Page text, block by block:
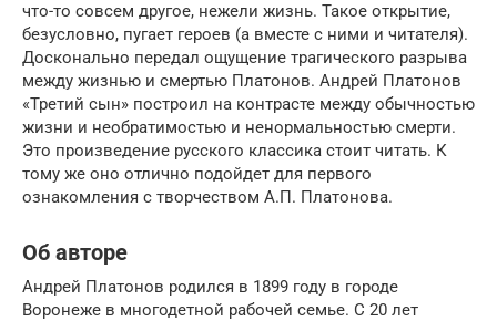
что-то совсем другое, нежели жизнь. Такое открытие,
безусловно, пугает героев (а вместе с ними и читателя).
Досконально передал ощущение трагического разрыва
между жизнью и смертью Платонов. Андрей Платонов
«Третий сын» построил на контрасте между обычностью
жизни и необратимостью и ненормальностью смерти.
Это произведение русского классика стоит читать. К
тому же оно отлично подойдет для первого
ознакомления с творчеством А.П. Платонова.
Об авторе
Андрей Платонов родился в 1899 году в городе
Воронеже в многодетной рабочей семье. С 20 лет